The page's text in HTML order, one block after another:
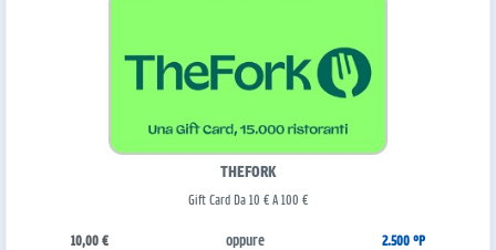
THEFORK
Gift Card Da 10 € A 100 €
10,00 € oppure 2.500 °P